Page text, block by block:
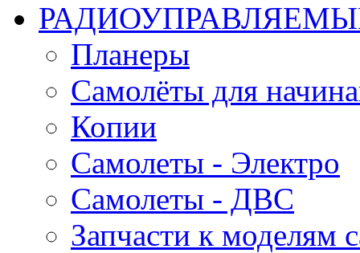
Планеры
Самолёты для
Копии
Самолеты - Электро
Самолеты - ДВС
Запчасти к моделям